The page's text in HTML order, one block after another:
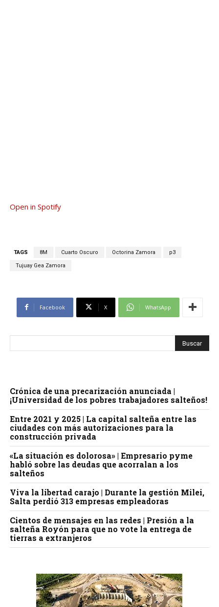
Open in Spotify
TAGS 8M Cuarto Oscuro Octorina Zamora p3
Tujuay Gea Zamora
Facebook X WhatsApp
Crónica de una precarización anunciada |
¡Universidad de los pobres trabajadores salteños!
Entre 2021 y 2025 | La capital salteña entre las
ciudades con más autorizaciones para la
construcción privada
«La situación es dolorosa» | Empresario pyme
habló sobre las deudas que acorralan a los
salteños
Viva la libertad carajo | Durante la gestión Milei,
Salta perdió 313 empresas empleadoras
Cientos de mensajes en las redes | Presión a la
salteña Royón para que no vote la entrega de
tierras a extranjeros